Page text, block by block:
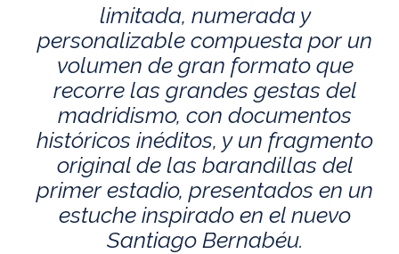
limitada, numerada y
personalizable compuesta por un
volumen de gran formato que
recorre las grandes gestas del
madridismo, con documentos
históricos inéditos, y un fragmento
original de las barandillas del
primer estadio, presentados en un
estuche inspirado en el nuevo
Santiago Bernabéu.